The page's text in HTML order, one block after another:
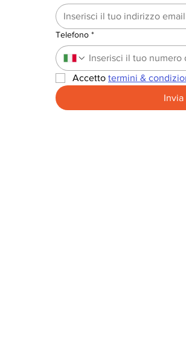
Telefono *
Accetto termini &
Invia